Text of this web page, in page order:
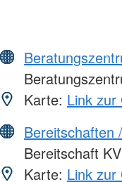
Karte: Link zur
Bereitschaften
Bereitschaft
Karte: Link zur